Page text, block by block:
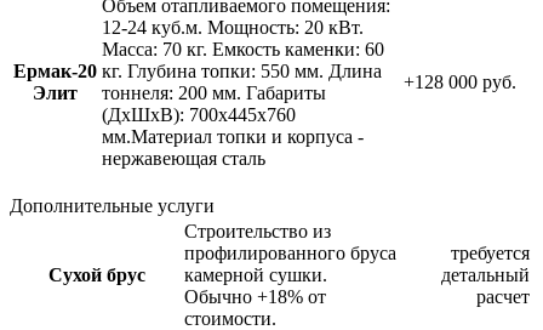
Ермак-20
Элит
Объем отапливаемого помещения:
12-24 куб.м. Мощность: 20 кВт.
Масса: 70 кг. Емкость каменки: 60
кг. Глубина топки: 550 мм. Длина
тоннеля: 200 мм. Габариты
(ДхШхВ): 700х445х760
мм.Материал топки и корпуса -
нержавеющая сталь
+128 000 руб.
Дополнительные услуги
Сухой брус
Строительство из
профилированного бруса
камерной сушки.
Обычно +18% от
стоимости.
требуется
детальный
расчет